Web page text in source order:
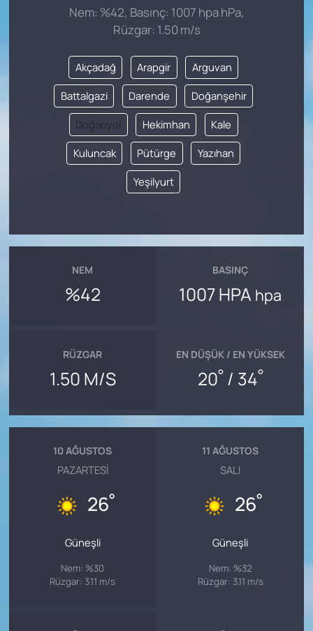
Nem: %42, Basınç: 1007 hpa hPa,
Rüzgar: 1.50 m/s
Akçadağ Arapgir Arguvan
Battalgazi Darende Doğanşehir
Doğanyol Hekimhan Kale
Kuluncak Pütürge Yazıhan
Yeşilyurt
NEM
%42
BASINÇ
1007 HPA hpa
RÜZGAR
1.50 M/S
EN DÜŞÜK / EN YÜKSEK
20°/ 34°
10 AĞUSTOS
PAZARTESI
26°
Güneşli
Nem: %30
Rüzgar: 3.11 m/s
11 AĞUSTOS
SALI
26°
Güneşli
Nem: %32
Rüzgar: 3.11 m/s